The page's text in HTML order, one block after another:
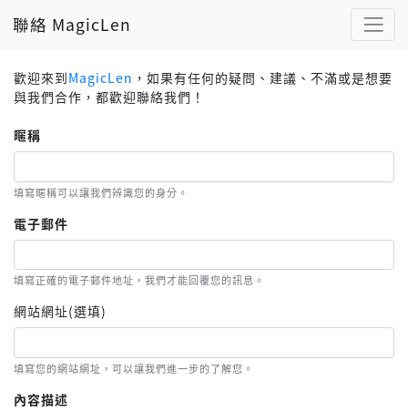
聯絡 MagicLen
歡迎來到MagicLen ，如果有任何的疑問、建議、不滿或是想要
與我們合作，都歡迎聯絡我們！
暱稱
填寫暱稱可以讓我們辨識您的身分。
電子郵件
填寫正確的電子郵件地址，我們才能回覆您的訊息。
網站網址(選填)
填寫您的網站網址，可以讓我們進一步的了解您。
內容描述